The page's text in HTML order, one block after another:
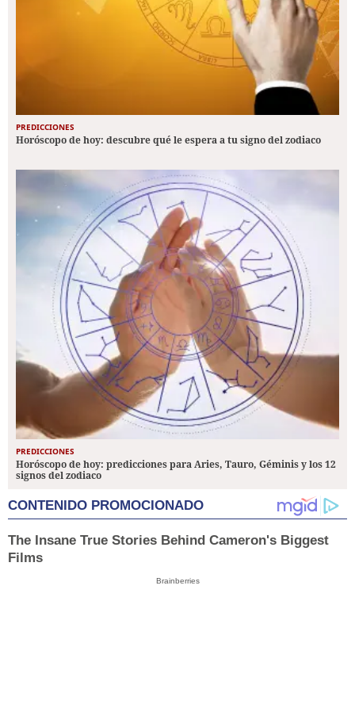
PREDICCIONES
Horóscopo de hoy: descubre qué le espera a tu signo del zodiaco
PREDICCIONES
Horóscopo de hoy: predicciones para Aries, Tauro, Géminis y los 12
signos del zodiaco
CONTENIDO PROMOCIONADO
The Insane True Stories Behind Cameron's Biggest
Films
Brainberries